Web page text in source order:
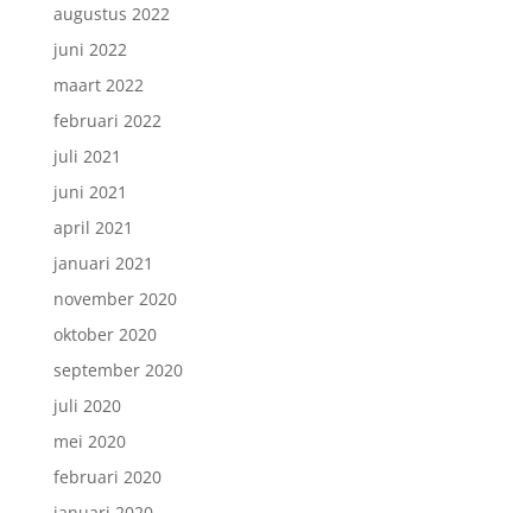
augustus 2022
juni 2022
maart 2022
februari 2022
juli 2021
juni 2021
april 2021
januari 2021
november 2020
oktober 2020
september 2020
juli 2020
mei 2020
februari 2020